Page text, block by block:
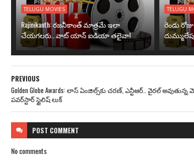
TELUGU MOVIES
Rajinikanth: రజనీకాంత్ మాత్రమే ఇలా
చేయగలరు.. వాట్ యాన్ ఐడియా తలైవా!
TELUGU
రెండు
PREVIOUS
Golden Globe Awards: లాస్ ఏంజిల్స్‌కు చ‌ర‌ణ్‌, ఎన్టీఆర్‌.. వైర‌ల్
ప‌వ‌ర్‌స్టార్‌ స్టైలిష్ లుక్‌
POST COMMENT
No comments